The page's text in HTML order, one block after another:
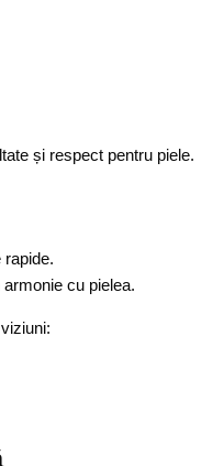
și respect pentru piele.
cu pielea.